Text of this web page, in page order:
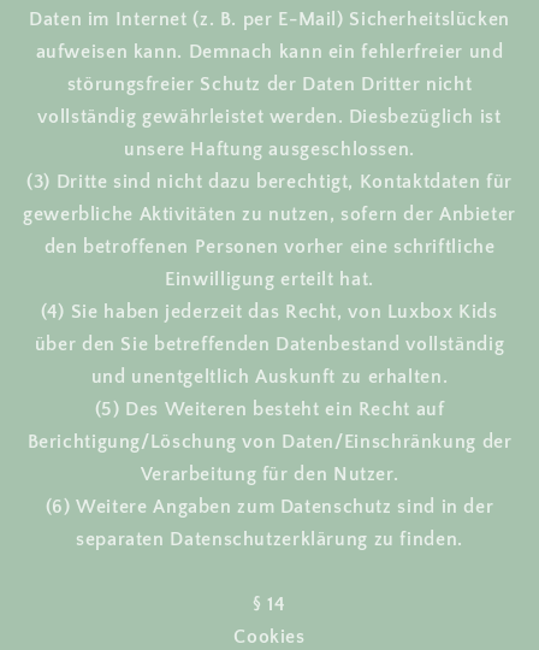
Daten im Internet (z. B. per E-Mail) Sicherheitslücken
aufweisen kann. Demnach kann ein fehlerfreier und
störungsfreier Schutz der Daten Dritter nicht
vollständig gewährleistet werden. Diesbezüglich ist
unsere Haftung ausgeschlossen.
(3) Dritte sind nicht dazu berechtigt, Kontaktdaten für
gewerbliche Aktivitäten zu nutzen, sofern der Anbieter
den betroffenen Personen vorher eine schriftliche
Einwilligung erteilt hat.
(4) Sie haben jederzeit das Recht, von Luxbox Kids
über den Sie betreffenden Datenbestand vollständig
und unentgeltlich Auskunft zu erhalten.
(5) Des Weiteren besteht ein Recht auf
Berichtigung/Löschung von Daten/Einschränkung der
Verarbeitung für den Nutzer.
(6) Weitere Angaben zum Datenschutz sind in der
separaten Datenschutzerklärung zu finden.
§ 14
Cookies